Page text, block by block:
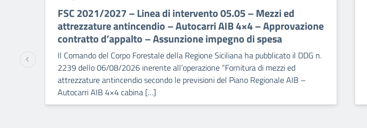
FSC 2021/2027 – Linea di intervento 05.05 – Mezzi ed
attrezzature antincendio – Autocarri AIB 4×4 – Approvazione
contratto d’appalto – Assunzione impegno di spesa
Il Comando del Corpo Forestale della Regione Siciliana ha pubblicato il DDG n.
2239 dello 06/08/2026 inerente all’operazione “Fornitura di mezzi ed
attrezzature antincendio secondo le previsioni del Piano Regionale AIB –
Autocarri AIB 4×4 cabina […]